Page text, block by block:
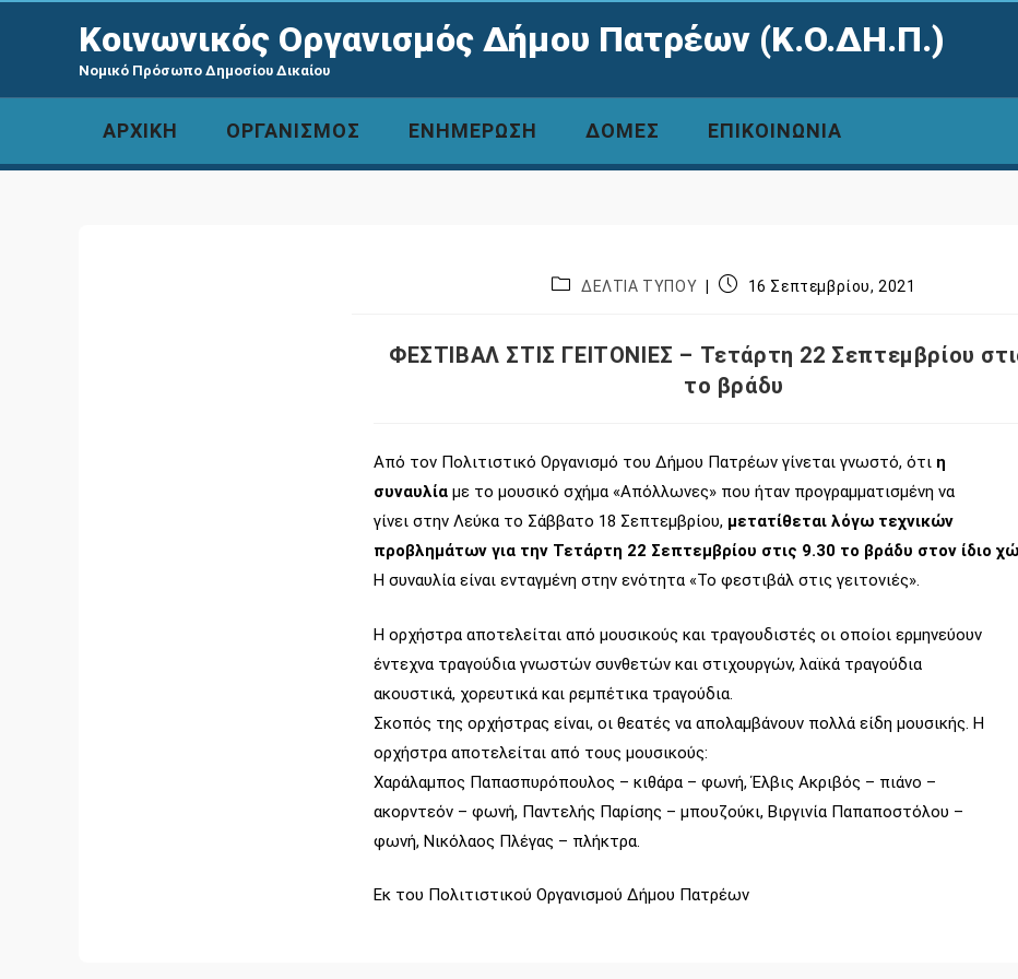
Κοινωνικός Οργανισμός Δήμου Πατρέων (Κ.Ο.ΔΗ.Π.)
Νομικό Πρόσωπο Δημοσίου Δικαίου
ΑΡΧΙΚΗ ΟΡΓΑΝΙΣΜΟΣ ΕΝΗΜΕΡΩΣΗ ΔΟΜΕΣ ΕΠΙΚΟΙΝΩΝΙΑ
ΔΕΛΤΙΑ ΤΥΠΟΥ 16 Σεπτεμβρίου, 2021
ΦΕΣΤΙΒΑΛ ΣΤΙΣ ΓΕΙΤΟΝΙΕΣ – Τετάρτη 22 Σεπτεμβρίου
το βράδυ
Από τον Πολιτιστικό Οργανισμό του Δήμου Πατρέων γίνεται γνωστό, ότι η
συναυλία με το μουσικό σχήμα «Απόλλωνες» που ήταν προγραμματισμένη να
γίνει στην Λεύκα το Σάββατο 18 Σεπτεμβρίου, μετατίθεται λόγω τεχνικών
προβλημάτων για την Τετάρτη 22 Σεπτεμβρίου στις 9.30 το βράδυ στον ίδιο
Η συναυλία είναι ενταγμένη στην ενότητα «Το φεστιβάλ στις γειτονιές».
Η ορχήστρα αποτελείται από μουσικούς και τραγουδιστές οι οποίοι ερμηνεύουν
έντεχνα τραγούδια γνωστών συνθετών και στιχουργών, λαϊκά τραγούδια
ακουστικά, χορευτικά και ρεμπέτικα τραγούδια.
Σκοπός της ορχήστρας είναι, οι θεατές να απολαμβάνουν πολλά είδη μουσικής. Η
ορχήστρα αποτελείται από τους μουσικούς:
Χαράλαμπος Παπασπυρόπουλος – κιθάρα – φωνή, Έλβις Ακριβός – πιάνο –
ακορντεόν – φωνή, Παντελής Παρίσης – μπουζούκι, Βιργινία Παπαποστόλου –
φωνή, Νικόλαος Πλέγας – πλήκτρα.
Εκ του Πολιτιστικού Οργανισμού Δήμου Πατρέων